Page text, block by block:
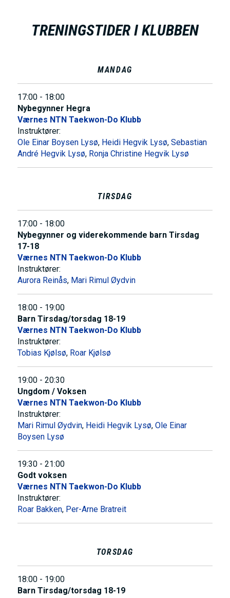
TRENINGSTIDER I KLUBBEN
MANDAG
17:00 - 18:00
Nybegynner Hegra
Værnes NTN Taekwon-Do Klubb
Instruktører:
Ole Einar Boysen Lysø, Heidi Hegvik Lysø, Sebastian
André Hegvik Lysø, Ronja Christine Hegvik Lysø
TIRSDAG
17:00 - 18:00
Nybegynner og viderekommende barn Tirsdag
17-18
Værnes NTN Taekwon-Do Klubb
Instruktører:
Aurora Reinås, Mari Rimul Øydvin
18:00 - 19:00
Barn Tirsdag/torsdag 18-19
Værnes NTN Taekwon-Do Klubb
Instruktører:
Tobias Kjølsø, Roar Kjølsø
19:00 - 20:30
Ungdom / Voksen
Værnes NTN Taekwon-Do Klubb
Instruktører:
Mari Rimul Øydvin, Heidi Hegvik Lysø, Ole Einar
Boysen Lysø
19:30 - 21:00
Godt voksen
Værnes NTN Taekwon-Do Klubb
Instruktører:
Roar Bakken, Per-Arne Bratreit
TORSDAG
18:00 - 19:00
Barn Tirsdag/torsdag 18-19